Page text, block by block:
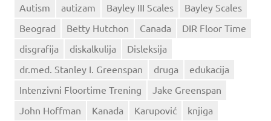
Autism autizam Bayley III Scales
Bayley Scales
Beograd
Betty Hutchon Canada
DIR Floor Time
disgrafija
diskalkulija
Disleksija
dr.med. Stanley I. Greenspan
druga
edukacija
Intenzivni Floortime Trening
Jake Greenspan
John Hoffman
Kanada Karupović
knjiga